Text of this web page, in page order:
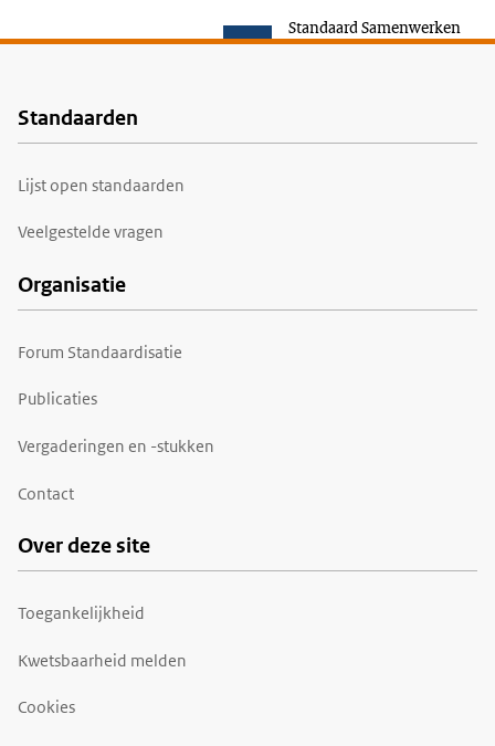
Standaard Samenwerken
Voet
Standaarden
Lijst open standaarden
Veelgestelde vragen
Organisatie
Forum Standaardisatie
Publicaties
Vergaderingen en -stukken
Contact
Over deze site
Toegankelijkheid
Kwetsbaarheid melden
Cookies